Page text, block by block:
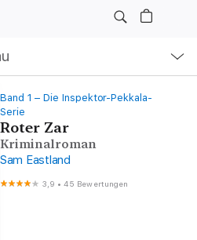
Band 1 – Die Inspektor-Pekkala-
Serie
Roter Zar
Kriminalroman
Sam Eastland
3,9 •45 Bewertungen